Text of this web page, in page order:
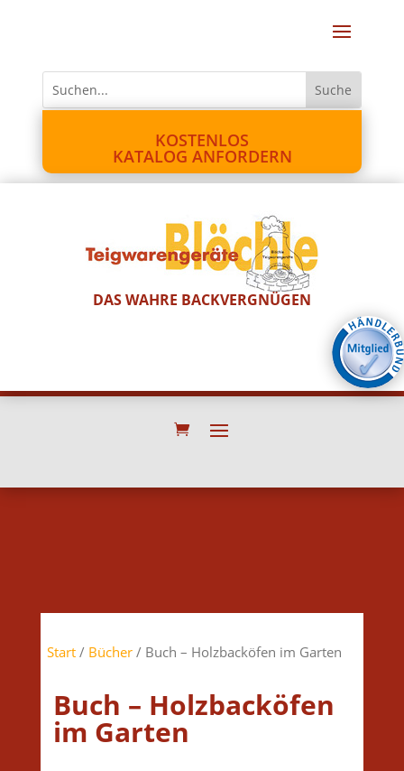
KOSTENLOS
KATALOG ANFORDERN
DAS WAHRE BACKVERGNÜGEN
Start/ Bücher/ Buch – Holzbacköfen im Garten
Buch – Holzbacköfen
im Garten